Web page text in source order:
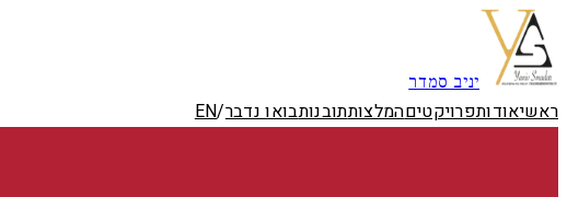
דלג לתוכן
יניב סמדר
ראשיאודותפרויקטיםהמלצותתובנותבואו נדבר/
EN